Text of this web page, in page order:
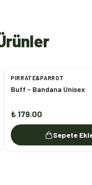
PIRRATE&PARROT
Buff - Bandana Unisex
₺ 179.00
Sepete